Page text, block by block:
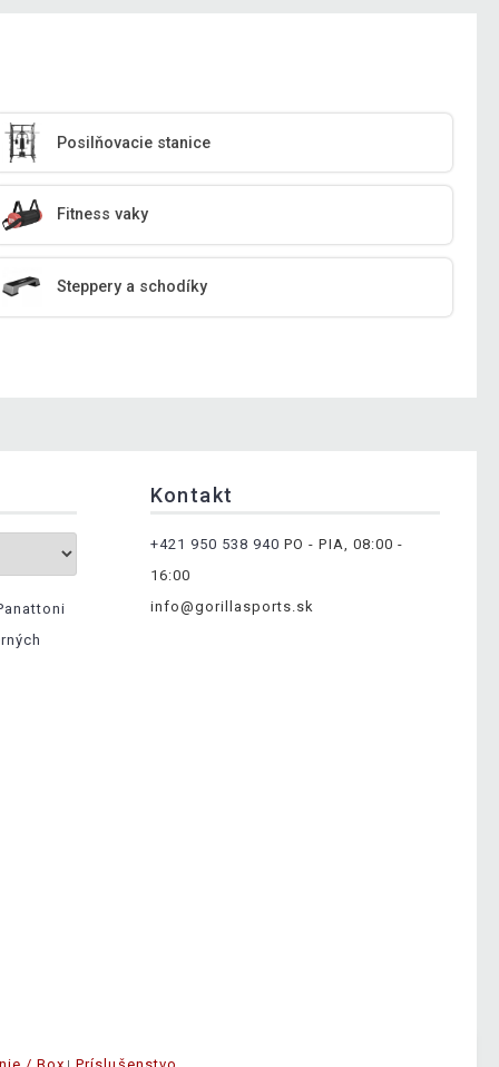
Posilňovacie stanice
Fitness vaky
Steppery a schodíky
Kontakt
+421 950 538 940 PO - PIA, 08:00 -
16:00
info@gorillasports.sk